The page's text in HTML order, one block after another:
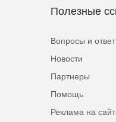
Полезные
Вопросы и
Новости
Партнеры
Помощь
Реклама на